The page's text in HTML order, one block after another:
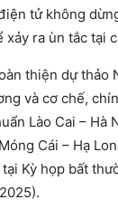
tử không
xảy ra ùn tắc tại
thiện dự thảo
và cơ chế,
Lào Cai – Hà
Cái – Hạ
Kỳ họp bất